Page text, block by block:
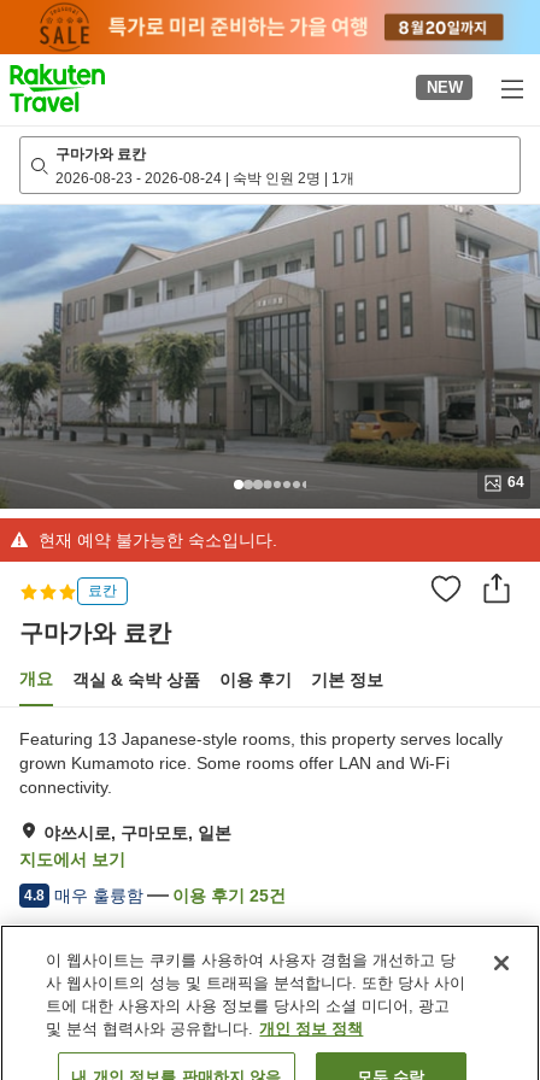
page
NEW
구마가와 료칸
2026-08-23 - 2026-08-24 | 숙박 인원 2명 | 1개
64
현재 예약 불가능한 숙소입니다.
료칸
구마가와 료칸
개요 객실 & 숙박 상품 이용 후기 기본 정보
Featuring 13 Japanese-style rooms, this property serves locally
grown Kumamoto rice. Some rooms offer LAN and Wi-Fi
connectivity.
야쓰시로, 구마모토, 일본
지도에서 보기
4.8 매우 훌륭함 이용 후기 25건
숙소 편의 시설/서비스
주차장
자동판매기
회의실
다목적실
이 웹사이트는 쿠키를 사용하여 사용자 경험을 개선하고 당
사 웹사이트의 성능 및 트래픽을 분석합니다. 또한 당사 사이
트에 대한 사용자의 사용 정보를 당사의 소셜 미디어, 광고
및 분석 협력사와 공유합니다. 개인 정보 정책